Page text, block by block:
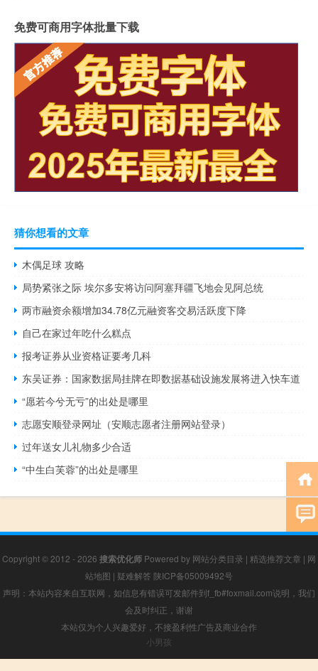
免费可商用字体批量下载
猜你想看的文章
木偶足球 攻略
局势紧张之际 埃尔多安将访问阿塞拜疆飞地会见阿总统
两市融资余额增加34.78亿元融资客交易活跃度下降
自己在家过年吃什么糕点
报考证券从业资格证要考几科
东吴证券：国家数据局挂牌在即数据基础设施发展将进入快车道
“愿若今兮无亏”的出处是哪里
志愿安顺登录网址（安顺志愿者注册网站登录）
过年送女儿礼物多少合适
“中生白芙蓉”的出处是哪里
Copyright © 2012 - 2026 搜索优化师 Powered by 网站分类目录 | 精选推荐文章 | 网
站地图 | 疑难解答 陕ICP备05009492号
声明：本站内容来自互联网，如信息有错误可发邮件到f_fb#foxmail.com说明，我们
会及时纠正，谢谢
本站仅为个人兴趣爱好，不接盈利性广告及商业合作
小男孩